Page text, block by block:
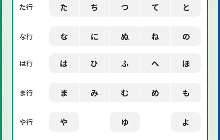
た行 た ち つ て と
な行 な に ぬ ね の
は行 は ひ ふ へ ほ
ま行 ま み む め も
や行 や ゆ よ